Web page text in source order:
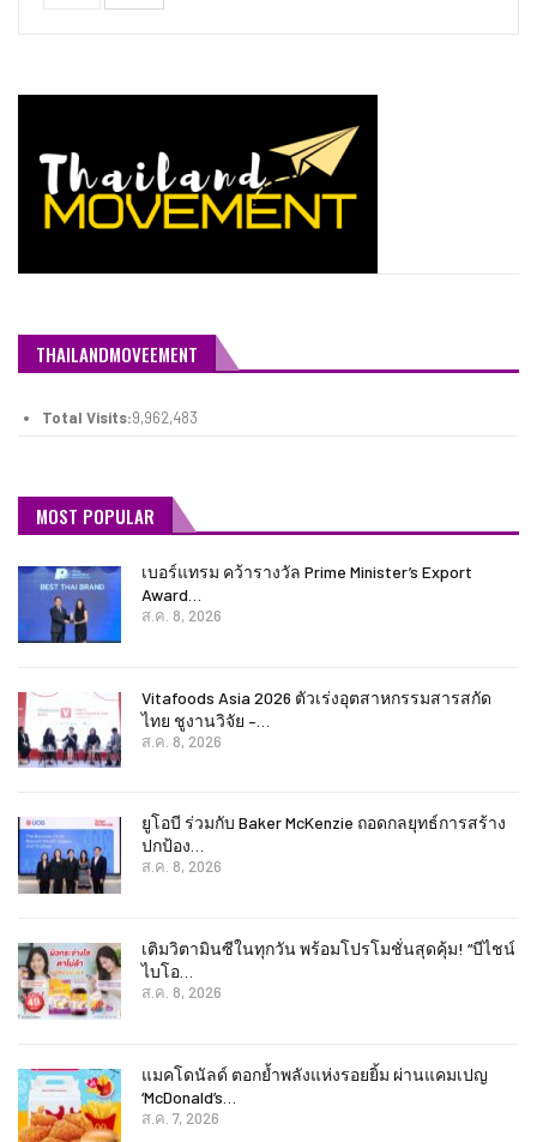
THAILANDMOVEEMENT
Total Visits:9,962,483
MOST POPULAR
เบอร์แทรม คว้ารางวัล Prime Minister’s Export
Award…
ส.ค. 8, 2026
Vitafoods Asia 2026 ตัวเร่งอุตสาหกรรมสารสกัด
ไทย ชูงานวิจัย –…
ส.ค. 8, 2026
ยูโอบี ร่วมกับ Baker McKenzie ถอดกลยุทธ์การสร้าง
ปกป้อง…
ส.ค. 8, 2026
เติมวิตามินซีในทุกวัน พร้อมโปรโมชั่นสุดคุ้ม! “บีไชน์
ไบโอ…
ส.ค. 8, 2026
แมคโดนัลด์ ตอกย้ำพลังแห่งรอยยิ้ม ผ่านแคมเปญ
‘McDonald’s…
ส.ค. 7, 2026